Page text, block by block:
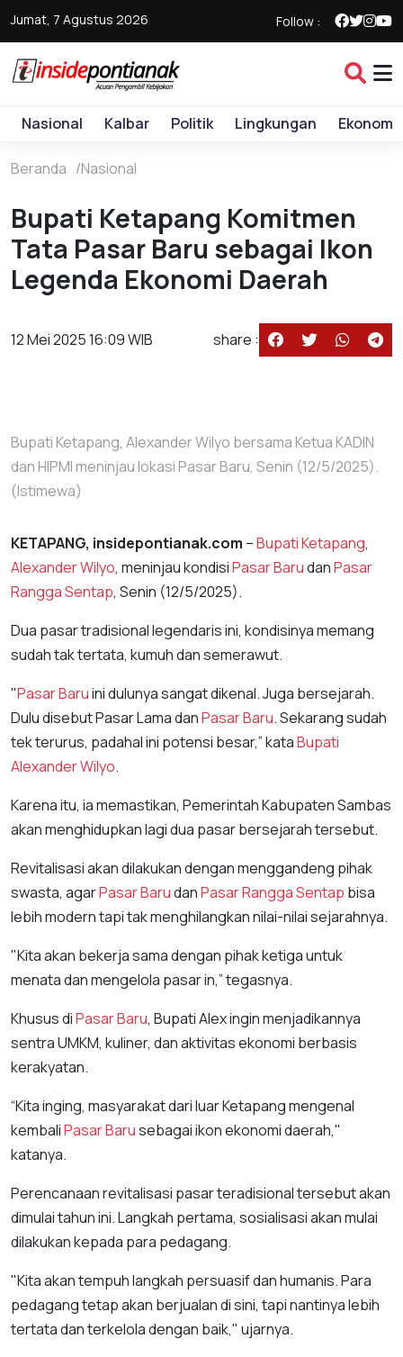
Jumat, 7 Agustus 2026 Follow :
Nasional Kalbar Politik Lingkungan Ekonomi
Beranda Nasional
Bupati Ketapang Komitmen
Tata Pasar Baru sebagai Ikon
Legenda Ekonomi Daerah
12 Mei 2025 16:09 WIB share :
Bupati Ketapang, Alexander Wilyo bersama Ketua KADIN
dan HIPMI meninjau lokasi Pasar Baru, Senin (12/5/2025).
(Istimewa)
KETAPANG, insidepontianak.com –Bupati Ketapang,
Alexander Wilyo, meninjau kondisiPasar BarudanPasar
Rangga Sentap, Senin (12/5/2025).
Dua pasar tradisional legendaris ini, kondisinya memang
sudah tak tertata, kumuh dan semerawut.
"Pasar Baruini dulunya sangat dikenal. Juga bersejarah.
Dulu disebut Pasar Lama danPasar Baru. Sekarang sudah
tek terurus, padahal ini potensi besar,” kataBupati
Alexander Wilyo.
Karena itu, ia memastikan, Pemerintah Kabupaten Sambas
akan menghidupkan lagi dua pasar bersejarah tersebut.
Revitalisasi akan dilakukan dengan menggandeng pihak
swasta, agarPasar BarudanPasar Rangga Sentap bisa
lebih modern tapi tak menghilangkan nilai-nilai sejarahnya.
"Kita akan bekerja sama dengan pihak ketiga untuk
menata dan mengelola pasar in,” tegasnya.
Khusus diPasar Baru, Bupati Alex ingin menjadikannya
sentra UMKM, kuliner, dan aktivitas ekonomi berbasis
kerakyatan.
“Kita inging, masyarakat dari luar Ketapang mengenal
kembaliPasar Barusebagai ikon ekonomi daerah,"
katanya.
Perencanaan revitalisasi pasar teradisional tersebut akan
dimulai tahun ini. Langkah pertama, sosialisasi akan mulai
dilakukan kepada para pedagang.
"Kita akan tempuh langkah persuasif dan humanis. Para
pedagang tetap akan berjualan di sini, tapi nantinya lebih
tertata dan terkelola dengan baik," ujarnya.